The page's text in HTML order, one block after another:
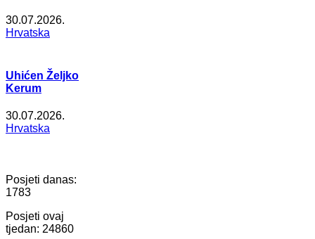
30.07.2026.
Hrvatska
Uhićen Željko
Kerum
30.07.2026.
Hrvatska
Posjeti danas:
1783
Posjeti ovaj
tjedan: 24860